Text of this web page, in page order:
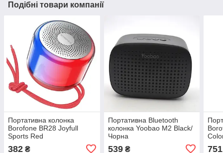
Подібні товари компанії
Портативна колонка
Borofone BR28 Joyfull
Sports Red
382 ₴
Портативна Bluetooth
колонка Yoobao M2 Black/
Чорна
539₴ 751